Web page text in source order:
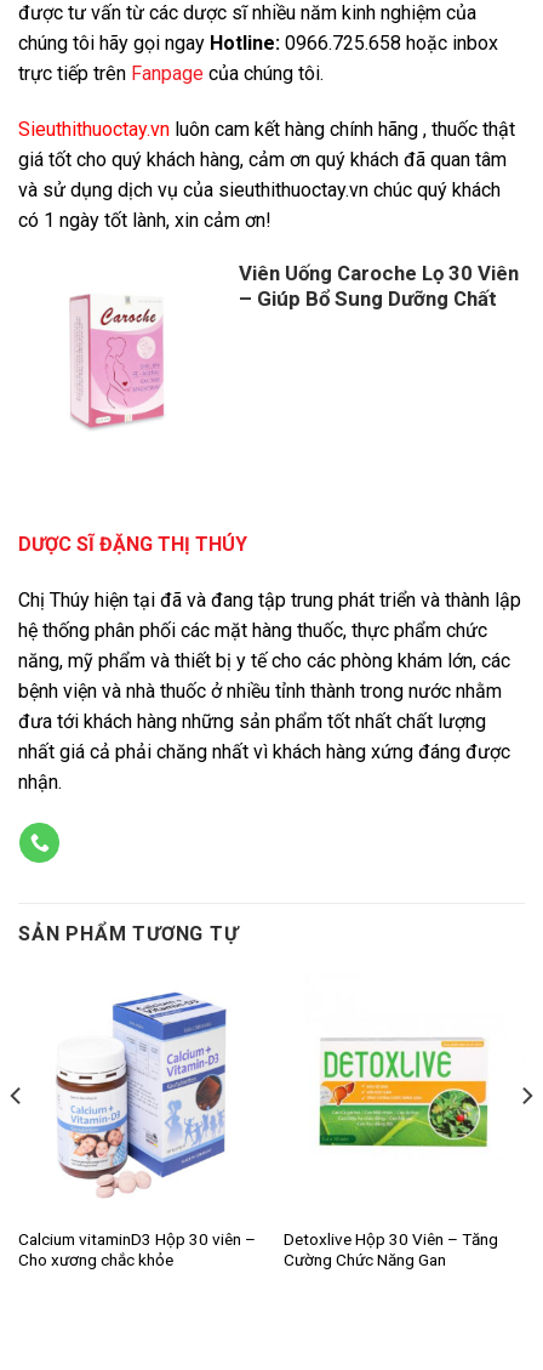
được tư vấn từ các dược sĩ nhiều năm kinh nghiệm của
chúng tôi hãy gọi ngay Hotline: 0966.725.658 hoặc inbox
trực tiếp trên Fanpage của chúng tôi.
Sieuthithuoctay.vn luôn cam kết hàng chính hãng , thuốc thật
giá tốt cho quý khách hàng, cảm ơn quý khách đã quan tâm
và sử dụng dịch vụ của sieuthithuoctay.vn chúc quý khách
có 1 ngày tốt lành, xin cảm ơn!
Viên Uống Caroche Lọ 30 Viên
– Giúp Bổ Sung Dưỡng Chất
DƯỢC SĨ ĐẶNG THỊ THÚY
Chị Thúy hiện tại đã và đang tập trung phát triển và thành lập
hệ thống phân phối các mặt hàng thuốc, thực phẩm chức
năng, mỹ phẩm và thiết bị y tế cho các phòng khám lớn, các
bệnh viện và nhà thuốc ở nhiều tỉnh thành trong nước nhằm
đưa tới khách hàng những sản phẩm tốt nhất chất lượng
nhất giá cả phải chăng nhất vì khách hàng xứng đáng được
nhận.
SẢN PHẨM TƯƠNG TỰ
Calcium vitaminD3 Hộp 30 viên –
Cho xương chắc khỏe
Detoxlive Hộp 30 Viên – Tăng
Cường Chức Năng Gan